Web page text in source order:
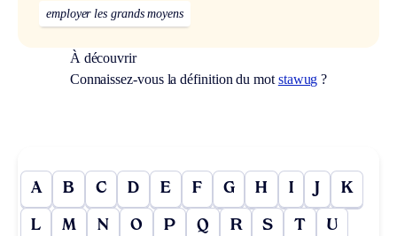
employer les grands moyens
À découvrir
Connaissez-vous la définition du mot stawug ?
A B C D E F G H I J K
L M N O P Q R S T U